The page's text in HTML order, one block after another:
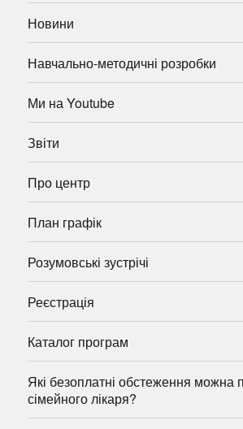
Новини
Навчально-методичні розробки
Ми на Youtube
Звіти
Про центр
План графік
Розумовські зустрічі
Реєстрація
Каталог програм
Які безоплатні обстеження можна
сімейного лікаря?